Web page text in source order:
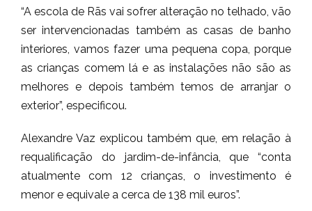
“A escola de Rãs vai sofrer alteração no telhado, vão
ser intervencionadas também as casas de banho
interiores, vamos fazer uma pequena copa, porque
as crianças comem lá e as instalações não são as
melhores e depois também temos de arranjar o
exterior”, especificou.
Alexandre Vaz explicou também que, em relação à
requalificação do jardim-de-infância, que “conta
atualmente com 12 crianças, o investimento é
menor e equivale a cerca de 138 mil euros”.